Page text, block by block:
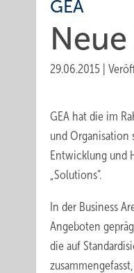
GEA
29.06.2015
GEA hat die im
und Organisation
Entwicklung und
„Solutions“.
In der Business
Angeboten
die auf